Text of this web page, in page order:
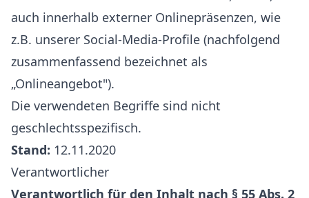
auch innerhalb externer Onlinepräsenzen, wie
z.B. unserer Social-Media-Profile (nachfolgend
zusammenfassend bezeichnet als
„Onlineangebot").
Die verwendeten Begriffe sind nicht
geschlechtsspezifisch.
Stand: 12.11.2020
Verantwortlicher
Verantwortlich für den Inhalt nach § 55 Abs. 2